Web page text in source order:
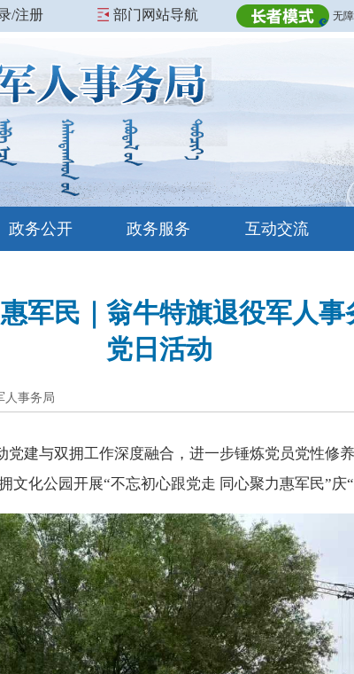
/注册 部门网站导航 无
政务公开 政务服务 互动交流
军民｜翁牛特旗退役军人
党日活动
人事务局
党建与双拥工作深度融合，进一步锤炼党员党性修
化公园开展“不忘初心跟党走 同心聚力惠军民”庆“